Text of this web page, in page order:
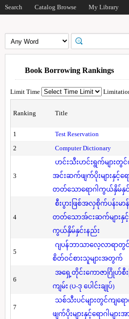
Search Catalog Browse My Library
Book Borrowing Rankings
Limit Time
Ranking Title
1
Test Reservation
2
Computer Dictionary
3
ဟင်းသီးဟင်းရွက်များတွ
အင်းဆက်ဖျက်ပိုးများနှင့်ရေ
တတ်သောရောဂါကွယ်နှိမ်နှင်
4
စီးပွားဖြစ်အလှစိုက်ပန်းမာ
တတ်သောအ်ငးဆက်များနှင့်ရ
ကွယ်နှိမ်နှင်းနည်း
5
ဂျပန်ဘာသာလေ့လာရာတွင်
စိတ်ဝင်စားသူများအတွက်
6
အရှေ့တိုင်းကောဇာဂြိုဟ်စီး
ကျမ်း (ပ-ဒု ပေါင်းချုပ်)
7
သစ်သီးပင်များတွင်ကျ
ဖျက်ပိုးများနှင့်ရောဂါမျ